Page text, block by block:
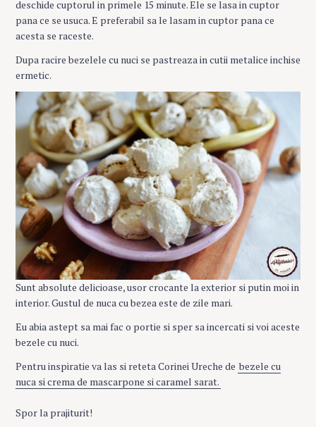
deschide cuptorul in primele 15 minute. Ele se lasa in cuptor
pana ce se usuca. E preferabil sa le lasam in cuptor pana ce
acesta se raceste.
Dupa racire bezelele cu nuci se pastreaza in cutii metalice inchise
ermetic.
Sunt absolute delicioase, usor crocante la exterior si putin moi in
interior. Gustul de nuca cu bezea este de zile mari.
Eu abia astept sa mai fac o portie si sper sa incercati si voi aceste
bezele cu nuci.
Pentru inspiratie va las si reteta Corinei Ureche de bezele cu
nuca si crema de mascarpone si caramel sarat.
Spor la prajiturit!